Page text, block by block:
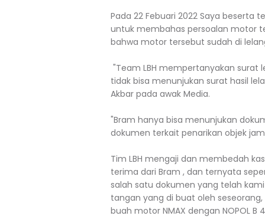
Pada 22 Febuari 2022 Saya beserta
untuk membahas persoalan motor
bahwa motor tersebut sudah di
"Team LBH mempertanyakan surat
tidak bisa menunjukan surat hasil
Akbar pada awak Media.
"Bram hanya bisa menunjukan
dokumen terkait penarikan objek
Tim LBH mengaji dan membedah
terima dari Bram , dan ternyata
salah satu dokumen yang telah
tangan yang di buat oleh
buah motor NMAX dengan NOPOL B